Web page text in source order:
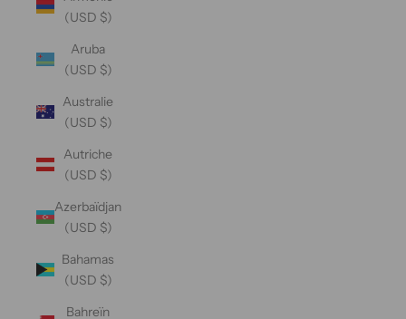
(USD $)
Aruba
(USD $)
Australie
(USD $)
Autriche
(USD $)
Azerbaïdjan
(USD $)
Bahamas
(USD $)
Bahreïn